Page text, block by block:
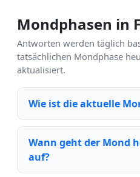
Mondphasen in
Antworten werden täglich
tatsächlichen Mondphase
aktualisiert.
Wie ist die aktuelle
Wann geht der Mond
auf?